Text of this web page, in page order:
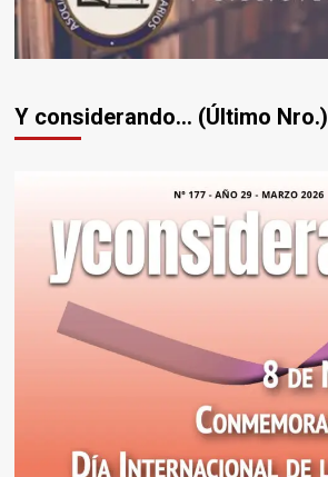
Y considerando... (Último Nro.)